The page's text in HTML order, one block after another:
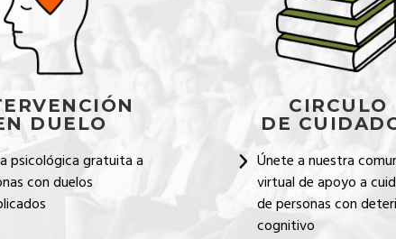
DUELO
psicológica gratuita a
con duelos
CIRCULO
DE
Únete a nuestra
virtual de apoyo a
de personas con
cognitivo